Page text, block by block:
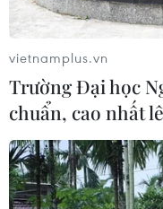
vietnamplus.vn
Trường Đại học
chuẩn, cao nhất